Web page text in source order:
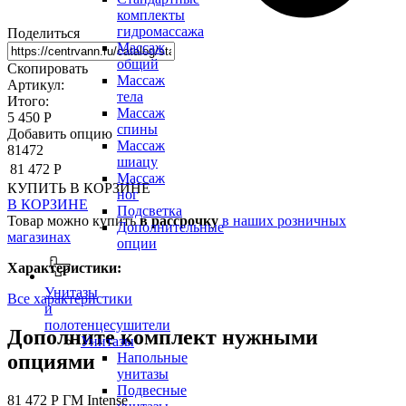
комплекты
гидромассажа
Массаж
общий
Массаж
тела
Массаж
спины
Массаж
шиацу
Массаж
ног
Подсветка
Дополнительные
опции
Унитазы
и
полотенцесушители
Унитазы
Напольные
унитазы
Подвесные
Поделиться
Скопировать
Артикул:
Итого:
5 450 Р
Добавить опцию
81472
81 472 Р
КУПИТЬ В КОРЗИНЕ
В КОРЗИНЕ
Товар можно купитьв рассрочку в наших розничных
магазинах
Характеристики:
Все характеристики
Дополните комплект нужными
опциями
81 472 Р ГМ Intense